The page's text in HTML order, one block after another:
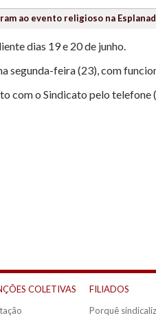
ao evento religioso na
dias 19 e 20 de junho.
segunda-feira (23), com
com o Sindicato pelo
COLETIVAS
FILIADOS
Porquê